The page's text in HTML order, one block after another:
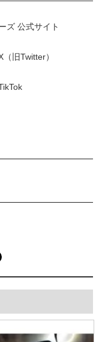
ズ 公式サイト
旧Twitter）